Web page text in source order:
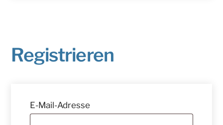
Registrieren
E-Mail-Adresse